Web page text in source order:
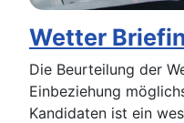
Wetter
Die Beurteilung der
Einbeziehung
Kandidaten ist ein